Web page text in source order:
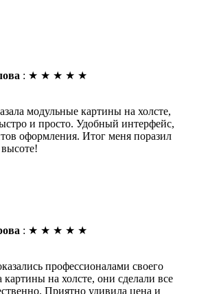
: ★ ★ ★ ★ ★
модульные картины на холсте,
и просто. Удобный интерфейс,
оформления. Итог меня поразил
высоте!
: ★ ★ ★ ★ ★
профессионалами своего
картины на холсте, они сделали все
Приятно удивила цена и